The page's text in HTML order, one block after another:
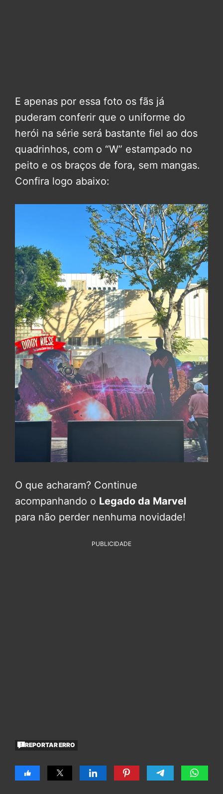
E apenas por essa foto os fãs já
puderam conferir que o uniforme do
herói na série será bastante fiel ao dos
quadrinhos, com o “W” estampado no
peito e os braços de fora, sem mangas.
Confira logo abaixo:
O que acharam? Continue
acompanhando o Legado da Marvel
para não perder nenhuma novidade!
PUBLICIDADE
REPORTAR ERRO